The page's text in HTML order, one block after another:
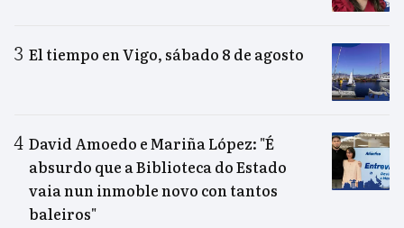
El tiempo en Vigo, sábado 8 de agosto
David Amoedo e Mariña López: "É
absurdo que a Biblioteca do Estado
vaia nun inmoble novo con tantos
baleiros"